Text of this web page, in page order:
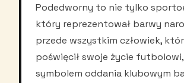
Podedworny to nie tylko
który reprezentował barwy
przede wszystkim człowiek,
poświęcił swoje życie
symbolem oddania klubowym